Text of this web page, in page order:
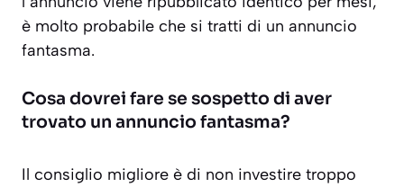
è molto probabile che si tratti di un annuncio
fantasma.
Cosa dovrei fare se sospetto di aver
trovato un annuncio fantasma?
Il consiglio migliore è di non investire troppo